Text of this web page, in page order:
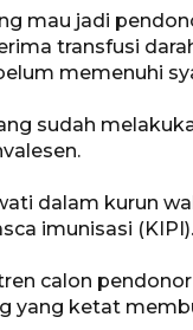
mau jadi
transfusi
memenuhi
sudah
dalam kurun
imunisasi (KIPI).
calon
yang ketat